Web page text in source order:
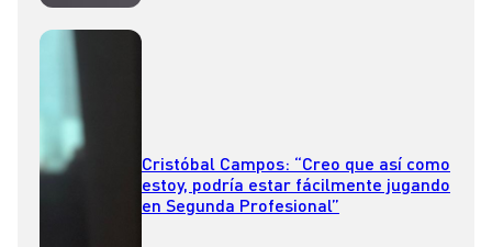
Cristóbal Campos: “Creo que así como
estoy, podría estar fácilmente jugando
en Segunda Profesional”